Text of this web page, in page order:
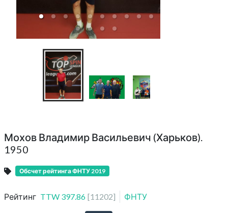
Мохов Владимир Васильевич (Харьков).
1950
Обсчет рейтинга ФНТУ 2019
Рейтинг TTW 397.86 [11202] ФНТУ